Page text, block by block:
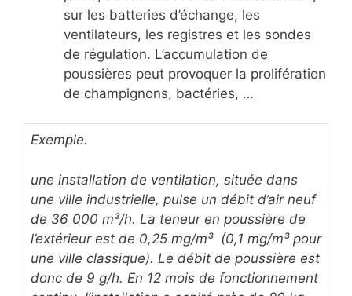
sur les batteries d’échange, les
ventilateurs, les registres et les sondes
de régulation. L’accumulation de
poussières peut provoquer la prolifération
de champignons, bactéries, …
Exemple.
une installation de ventilation, située dans
une ville industrielle, pulse un débit d’air neuf
de 36 000 m³/h. La teneur en poussière de
l’extérieur est de 0,25 mg/m³ (0,1 mg/m³ pour
une ville classique). Le débit de poussière est
donc de 9 g/h. En 12 mois de fonctionnement